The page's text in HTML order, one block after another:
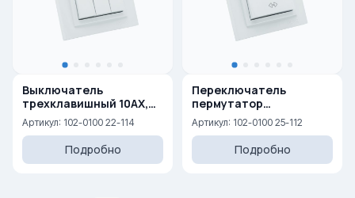
Выключатель
трехклавишный 10AX,
250 V
Артикул: 102-0100 22-114
Подробно
Переключатель
пермутатор
(перекрестный) 10AX,
250 V
Артикул: 102-0100 25-112
Подробно